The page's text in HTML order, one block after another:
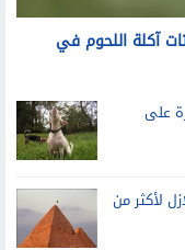
آكلة اللحوم في
على
لأكثر من